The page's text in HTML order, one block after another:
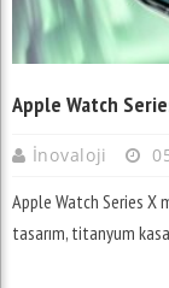
Apple Watch
İnovaloji
Apple Watch Series X
tasarım, titanyum